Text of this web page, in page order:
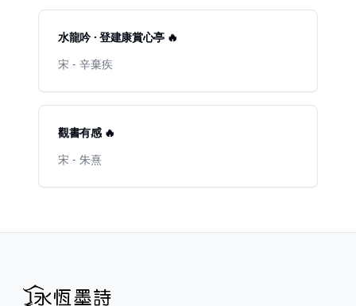
水龍吟 · 登建康賞心亭 🔥
宋 - 辛棄疾
觀書有感 🔥
宋 - 朱熹